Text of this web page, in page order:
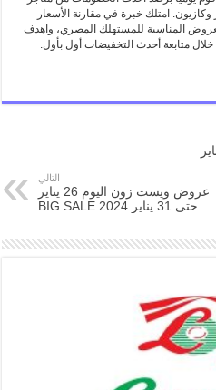
امتلك خبرة في مقارنة الأسعار
المناسبة للمستهلك المصري، واهدف
متابعة أحدث التخفيضات أول بأول.
26 يناير
التالي
عروض ويست زون اليوم 26 يناير
حتى 31 يناير 2024 BIG SALE